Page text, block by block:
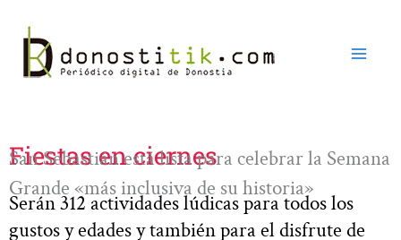
contenido
Fiestas en ciernes
San Sebastián está lista para celebrar la Semana
Grande «más inclusiva de su historia»
Serán 312 actividades lúdicas para todos los
gustos y edades y también para el disfrute de